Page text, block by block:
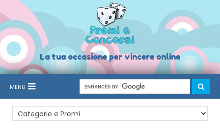
La tua occasione per vincere online
MENU